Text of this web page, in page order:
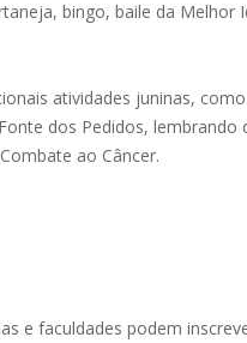
bingo, baile da Melhor
atividades juninas,
dos Pedidos,
ao Câncer.
e faculdades podem